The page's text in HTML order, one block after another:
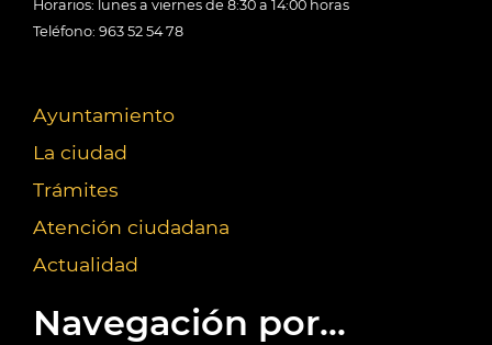
Horarios: lunes a viernes de 8:30 a 14:00 horas
Teléfono: 963 52 54 78
Ayuntamiento
La ciudad
Trámites
Atención ciudadana
Actualidad
Navegación por...